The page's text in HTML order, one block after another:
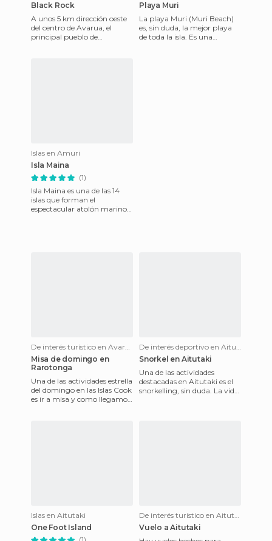
Black Rock
A unos 5 km dirección oeste
del centro de Avarua, el
principal pueblo de
Playa Muri
La playa Muri (Muri Beach)
es, sin duda, la mejor playa
de toda la isla. Es una
Islas en Amuri
Isla Maina
(1)
Isla Maina es una de las 14
islas que forman el
espectacular atolón marino
De interés turístico en Avarua
Misa de domingo en
Rarotonga
Una de las actividades estrella
del domingo en las Islas Cook
es ir a misa y como llegamos
De interés deportivo en Aitutaki
Snorkel en Aitutaki
Una de las actividades
destacadas en Aitutaki es el
snorkelling, sin duda. La vida
Islas en Aitutaki
One Foot Island
De interés turístico en Aitutaki
Vuelo a Aitutaki